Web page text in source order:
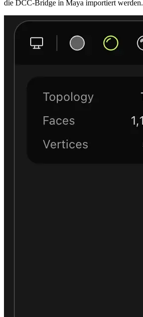
die DCC-Bridge in Maya importiert werden.